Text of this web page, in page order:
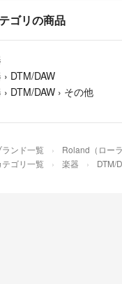
ゴリの商品
› DTM/DAW
› DTM/DAW › その他
ランド一覧 Roland（ロー
テゴリ一覧 楽器 DTM/